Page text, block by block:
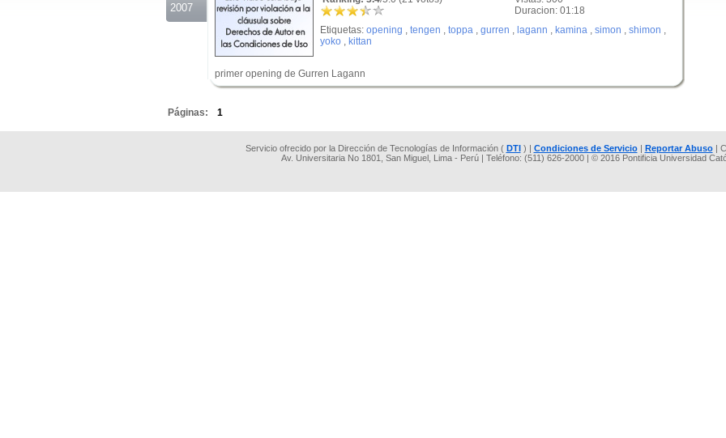
2007
Duracion: 01:18
Etiquetas: opening , tengen , toppa , gurren , lagann , kamina , simon , shimon ,
yoko , kittan
primer opening de Gurren Lagann
Páginas: 1
Servicio ofrecido por la Dirección de Tecnologías de Información ( DTI) | Condiciones de Servicio| Reportar Abuso|
Av. Universitaria No 1801, San Miguel, Lima - Perú | Teléfono: (511) 626-2000 | © 2016 Pontificia Universidad